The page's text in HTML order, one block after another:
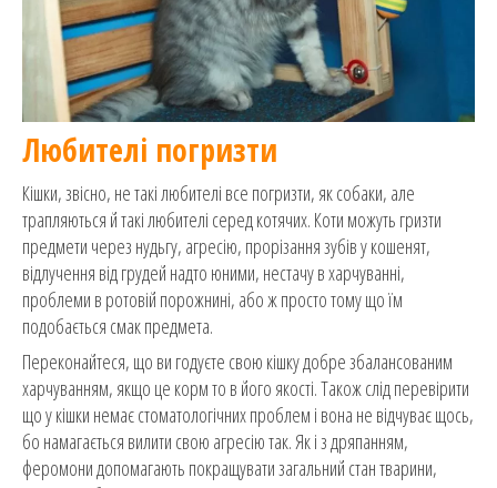
Любителі погризти
Кішки, звісно, не такі любителі все погризти, як собаки, але
трапляються й такі любителі серед котячих. Коти можуть гризти
предмети через нудьгу, агресію, прорізання зубів у кошенят,
відлучення від грудей надто юними, нестачу в харчуванні,
проблеми в ротовій порожнині, або ж просто тому що їм
подобається смак предмета.
Переконайтеся, що ви годуєте свою кішку добре збалансованим
харчуванням, якщо це корм то в його якості. Також слід перевірити
що у кішки немає стоматологічних проблем і вона не відчуває щось,
бо намагається вилити свою агресію так. Як і з дряпанням,
феромони допомагають покращувати загальний стан тварини,